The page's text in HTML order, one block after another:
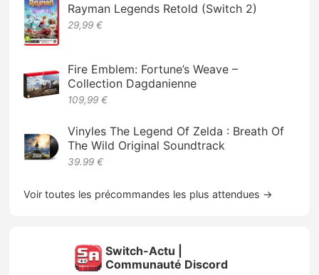
Rayman Legends Retold (Switch 2)
29,99 €
Fire Emblem: Fortune’s Weave –
Collection Dagdanienne
109,99 €
Vinyles The Legend Of Zelda : Breath Of
The Wild Original Soundtrack
39.99 €
Voir toutes les précommandes les plus attendues →
Switch-Actu |
Communauté Discord